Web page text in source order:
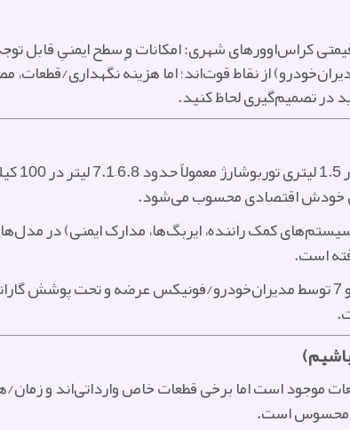
از نقاط قوت‌اند؛ اما هزینهٔ نگهداری/
در تصمیم‌گیری لحاظ کنید.
خودش اقتصادی محسوب می‌شود.
کمک راننده، ایربگ‌ها، مدارک ایمنی) در
است.
شبکهٔ خدمات و گارانتی در ایران: تیگو 7 توسط مدیران‌خودرو/فونیکس عرضه و
موجود است اما برخی قطعات خاص وارداتی‌اند و زمان/
محسوس است.